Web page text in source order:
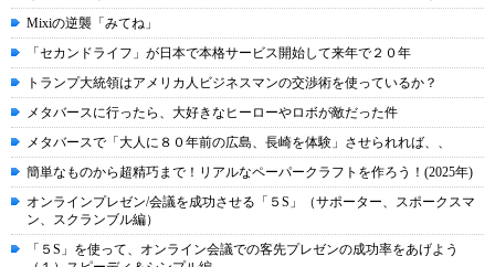
Mixiの逆襲「みてね」
「セカンドライフ」が日本で本格サービス開始して来年で２０年
トランプ大統領はアメリカ人ビジネスマンの交渉術を使っているか？
メタバースに行ったら、大好きなヒーローやロボが敵だった件
メタバースで「大人に８０年前の広島、長崎を体験」させられれば、、
簡単なものから超精巧まで！リアルなペーパークラフトを作ろう！(2025年)
オンラインプレゼン/会議を成功させる「５S」（サポーター、スポークスマ
ン、スクランブル編）
「５S」を使って、オンライン会議での客先プレゼンの成功率をあげよう